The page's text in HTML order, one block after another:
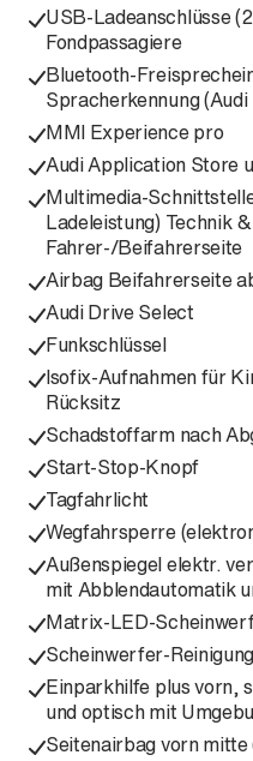
USB-Ladeanschlüsse
Fondpassagiere
Bluetooth-
Spracherkennung (Audi
MMI Experience pro
Audi Application Store
Multimedia-
Ladeleistung) Technik
Fahrer-/Beifahrerseite
Airbag Beifahrerseite
Audi Drive Select
Funkschlüssel
Isofix-Aufnahmen für
Rücksitz
Schadstoffarm nach
Start-Stop-Knopf
Tagfahrlicht
Wegfahrsperre
Außenspiegel elektr.
mit Abblendautomatik
Matrix-LED-
Scheinwerfer-
Einparkhilfe plus vorn,
und optisch mit
Seitenairbag vorn